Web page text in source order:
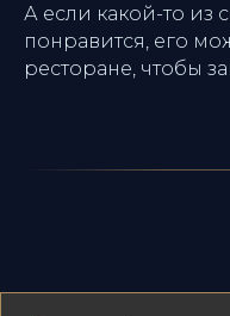
А если какой-то из
понравится, его
ресторане, чтобы